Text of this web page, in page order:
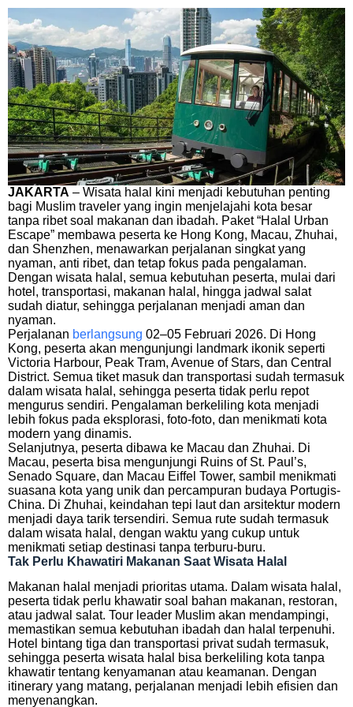
JAKARTA – Wisata halal kini menjadi kebutuhan penting
bagi Muslim traveler yang ingin menjelajahi kota besar
tanpa ribet soal makanan dan ibadah. Paket “Halal Urban
Escape” membawa peserta ke Hong Kong, Macau, Zhuhai,
dan Shenzhen, menawarkan perjalanan singkat yang
nyaman, anti ribet, dan tetap fokus pada pengalaman.
Dengan wisata halal, semua kebutuhan peserta, mulai dari
hotel, transportasi, makanan halal, hingga jadwal salat
sudah diatur, sehingga perjalanan menjadi aman dan
nyaman.
Perjalanan berlangsung 02–05 Februari 2026. Di Hong
Kong, peserta akan mengunjungi landmark ikonik seperti
Victoria Harbour, Peak Tram, Avenue of Stars, dan Central
District. Semua tiket masuk dan transportasi sudah termasuk
dalam wisata halal, sehingga peserta tidak perlu repot
mengurus sendiri. Pengalaman berkeliling kota menjadi
lebih fokus pada eksplorasi, foto-foto, dan menikmati kota
modern yang dinamis.
Selanjutnya, peserta dibawa ke Macau dan Zhuhai. Di
Macau, peserta bisa mengunjungi Ruins of St. Paul’s,
Senado Square, dan Macau Eiffel Tower, sambil menikmati
suasana kota yang unik dan percampuran budaya Portugis-
China. Di Zhuhai, keindahan tepi laut dan arsitektur modern
menjadi daya tarik tersendiri. Semua rute sudah termasuk
dalam wisata halal, dengan waktu yang cukup untuk
menikmati setiap destinasi tanpa terburu-buru.
Tak Perlu Khawatiri Makanan Saat Wisata Halal
Makanan halal menjadi prioritas utama. Dalam wisata halal,
peserta tidak perlu khawatir soal bahan makanan, restoran,
atau jadwal salat. Tour leader Muslim akan mendampingi,
memastikan semua kebutuhan ibadah dan halal terpenuhi.
Hotel bintang tiga dan transportasi privat sudah termasuk,
sehingga peserta wisata halal bisa berkeliling kota tanpa
khawatir tentang kenyamanan atau keamanan. Dengan
itinerary yang matang, perjalanan menjadi lebih efisien dan
menyenangkan.